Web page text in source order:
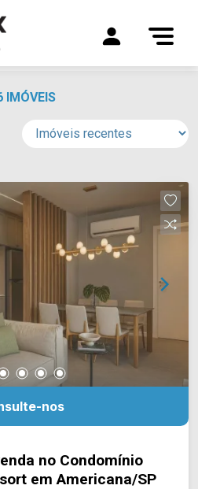
IMÓVEIS
nos
no Condomínio
em Americana/SP